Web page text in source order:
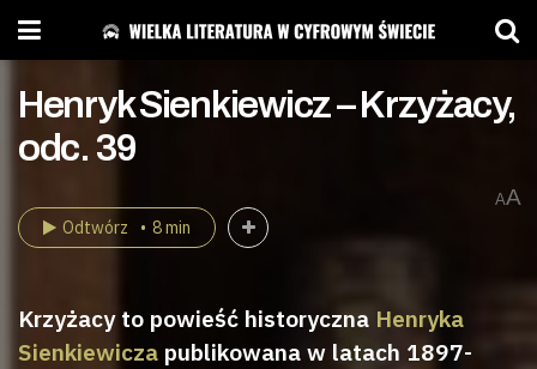
Henryk Sienkiewicz – Krzyżacy,
odc. 39
AA
Odtwórz 8 min
Krzyżacy to powieść historyczna Henryka
Sienkiewicza publikowana w latach 1897-